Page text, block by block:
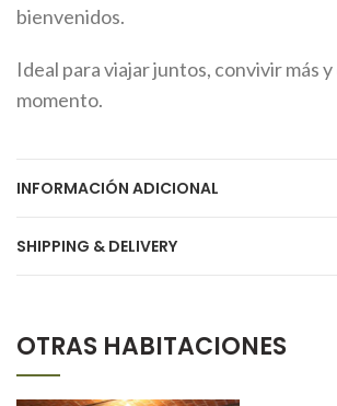
bienvenidos.
Ideal para viajar juntos, convivir más
momento.
INFORMACIÓN ADICIONAL
SHIPPING & DELIVERY
OTRAS HABITACIONES